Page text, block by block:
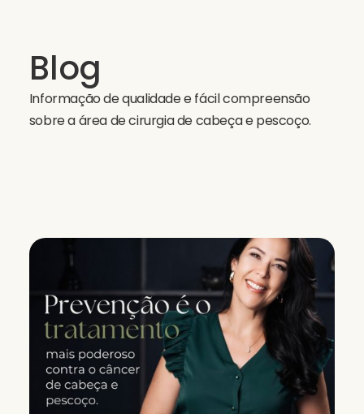
Blog
Informação de qualidade e fácil compreensão
sobre a área de cirurgia de cabeça e pescoço.